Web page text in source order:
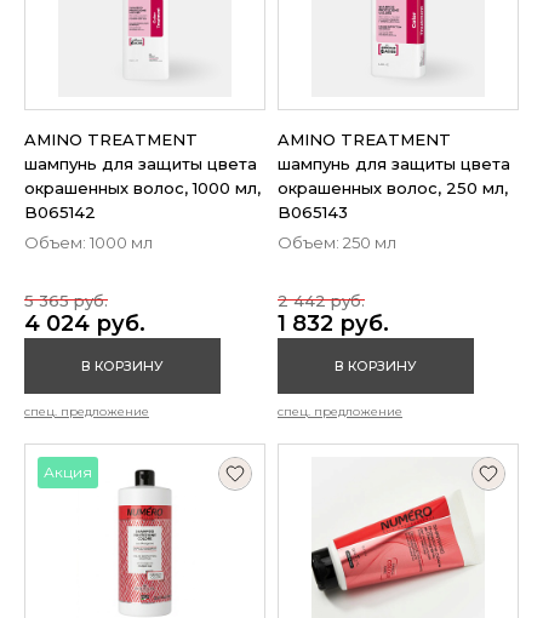
AMINO TREATMENT
шампунь для защиты цвета
окрашенных волос, 1000 мл,
B065142
Объем: 1000 мл
4 024 руб.
5 365 руб.
В КОРЗИНУ
спец. предложение
AMINO TREATMENT
шампунь для защиты цвета
окрашенных волос, 250 мл,
B065143
Объем: 250 мл
1 832 руб.
2 442 руб.
В КОРЗИНУ
спец. предложение
Акция